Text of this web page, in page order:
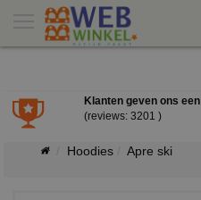
Klanten geven ons een
(reviews: 3201 )
Hoodies Apre ski